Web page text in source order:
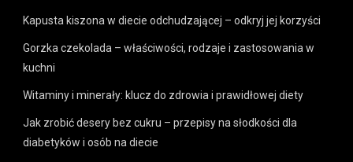
Kapusta kiszona w diecie odchudzającej – odkryj jej korzyści
Gorzka czekolada – właściwości, rodzaje i zastosowania w
kuchni
Witaminy i minerały: klucz do zdrowia i prawidłowej diety
Jak zrobić desery bez cukru – przepisy na słodkości dla
diabetyków i osób na diecie